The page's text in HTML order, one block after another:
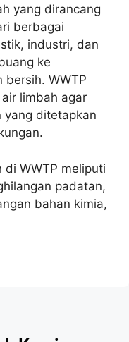
yang dirancang
berbagai
industri, dan
ke
bersih. WWTP
limbah agar
yang ditetapkan
di WWTP meliputi
padatan,
bahan kimia,